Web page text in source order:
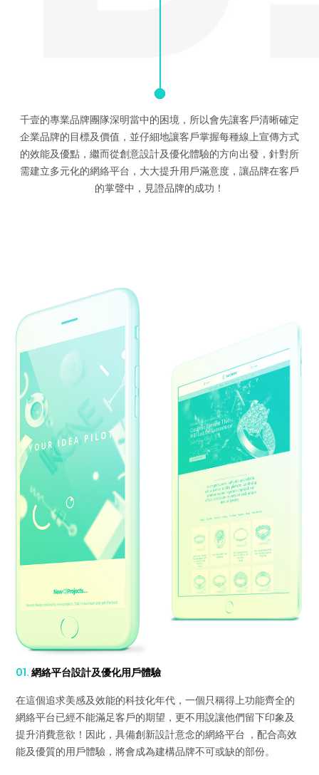
千壹的專業品牌團隊深明當中的困境，所以會先讓客戶清晰確定
企業品牌的目標及價值，並仔細地讓客戶掌握每種線上宣傳方式
的效能及優點，繼而從創意設計及優化體驗的方向出發，針對所
需建立多元化的網絡平台，大大提升用戶滿意度，讓品牌在客戶
的掌聲中，見證品牌的成功！
01. 網絡平台設計及優化用戶體驗
在這個追求美感及效能的科技化年代，一個只稱得上功能齊全的
網絡平台已經不能滿足客戶的期望，更不用說讓他們留下印象及
提升消費意欲！因此，具備創新設計意念的網絡平台 ，配合高效
能及優質的用戶體驗，將會成為建構品牌不可或缺的部份。